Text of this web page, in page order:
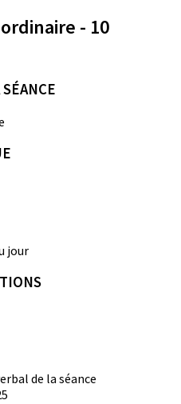
- 10
jour
de la séance